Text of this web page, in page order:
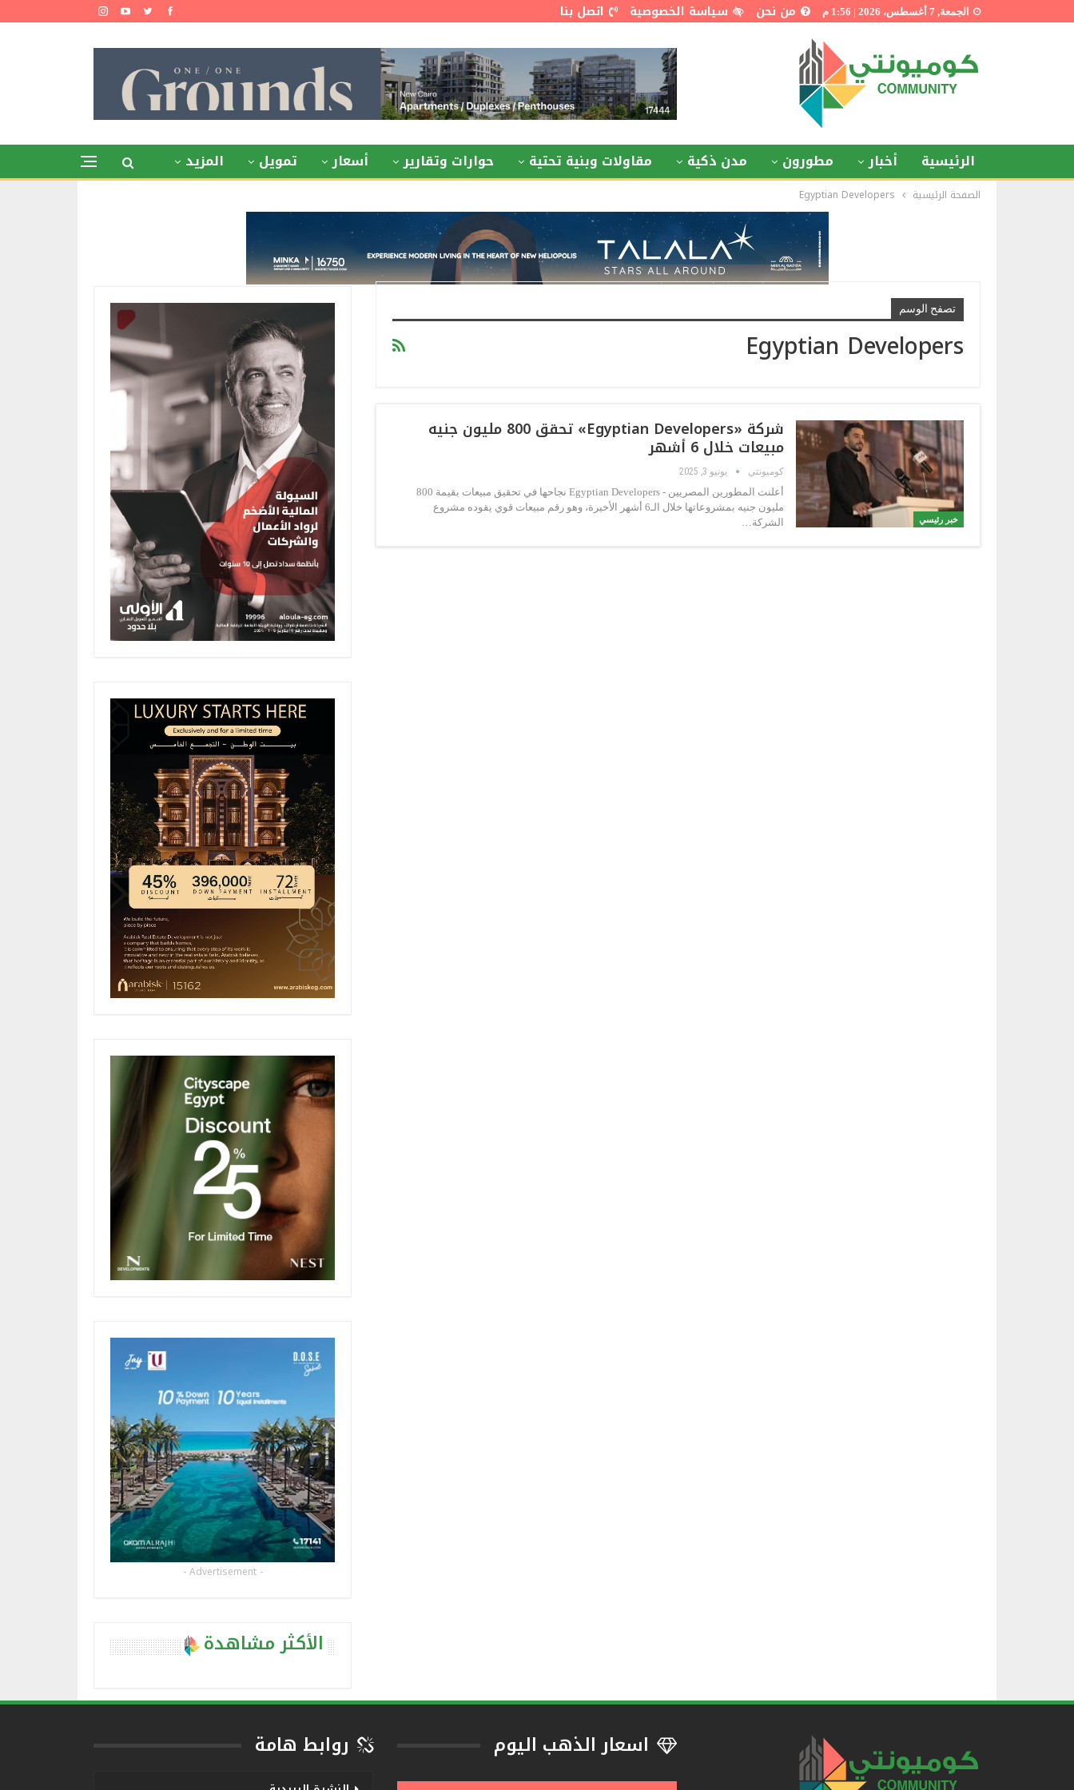
الجمعة, 7 أغسطس، 2026 | 1:56 م من نحن سياسة الخصوصية اتصل بنا
الرئيسية أخبار مطورون مدن ذكية مقاولات وبنية تحتية حوارات وتقارير أسعار تمويل المزيد
الصفحة الرئيسية Egyptian Developers
تصفح الوسم
Egyptian Developers
خبر رئيسي
شركة «Egyptian Developers» تحقق 800 مليون جنيه
مبيعات خلال 6 أشهر
كوميونتي يونيو 3, 2025
أعلنت المطورين المصريين - Egyptian Developers نجاحها في تحقيق مبيعات بقيمة 800
مليون جنيه بمشروعاتها خلال الـ6 أشهر الأخيرة، وهو رقم مبيعات قوي يقوده مشروع
الشركة…
- Advertisement -
الأكثر مشاهدة
اسعار الذهب اليوم روابط هامة